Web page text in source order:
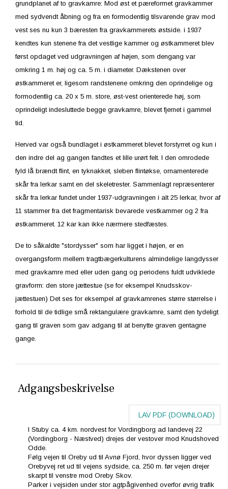
grundplanet af to gravkamre: Mod øst et pæreformet gravkammer
med sydvendt åbning og fra en formodentlig tilsvarende grav mod
vest ses nu kun 3 bæresten fra gravkammerets østside. i 1937
kendtes kun stenene fra det vestlige kammer og østkammeret blev
først opdaget ved udgravningen af højen, som dengang var
omkring 1 m. høj og ca. 5 m. i diameter. Dækstenen over
østkammeret er, ligesom randstenene omkring den oprindelige og
formodentlig ca. 20 x 5 m. store, øst-vest orienterede høj, som
oprindeligt indesluttede begge gravkamre, blevet fjernet i gammel
tid.
Herved var også bundlaget i østkammeret blevet forstyrret og kun i
den indre del ag gangen fandtes et lille urørt felt. I den omrodede
fyld lå brændt flint, en tyknakket, sleben flintøkse, ornamenterede
skår fra lerkar samt en del skeletrester. Sammenlagt repræsenterer
skår fra lerkar fundet under 1937-udgravningen i alt 25 lerkar, hvor af
11 stammer fra det fragmentarisk bevarede vestkammer og 2 fra
østkammeret. 12 kar kan ikke nærmere stedfæstes.
De to såkaldte "stordysser" som har ligget i højen, er en
overgangsform mellem tragtbægerkulturens almindelige langdysser
med gravkamre med eller uden gang og periodens fuldt udviklede
gravform: den store jættestue (se for eksempel Knudsskov-
jættestuen) Det ses for eksempel af gravkamrenes større størrelse i
forhold til de tidlige små rektangulære gravkamre, samt den tydeligt
gang til graven som gav adgang til at benytte graven gentagne
gange.
Adgangsbeskrivelse
LAV PDF (DOWNLOAD)
I Stuby ca. 4 km. nordvest for Vordingborg ad landevej 22
(Vordingborg - Næstved) drejes der vestover mod Knudshoved
Odde.
Følg vejen til Oreby ud til Avnø Fjord, hvor dyssen ligger ved
Orebyvej ret ud til vejens sydside, ca. 250 m. før vejen drejer
skarpt til venstre mod Oreby Skov.
Parker i vejsiden under stor agtpågivenhed overfor øvrig trafik